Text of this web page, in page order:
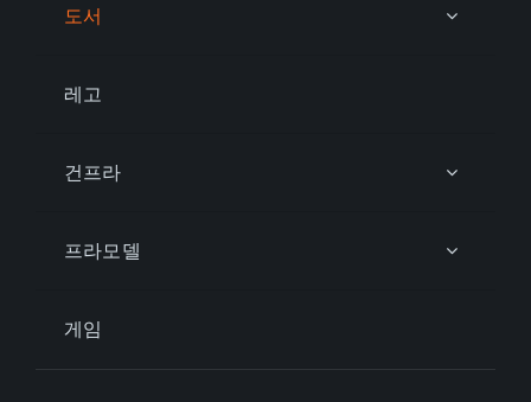
도서
레고
건프라
프라모델
게임